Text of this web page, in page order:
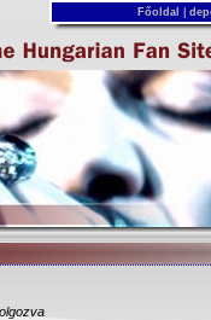
Főoldal